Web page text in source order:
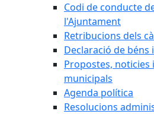
Codi de conducte
l'Ajuntament
Retribucions dels
Declaració de
Propostes,
municipals
Agenda política
Resolucions